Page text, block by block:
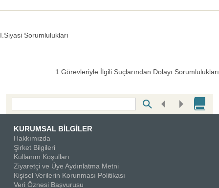
I.Siyasi Sorumlulukları
1.Görevleriyle İlgili Suçlarından Dolayı Sorumlulukları
Bottom Search Toolbar Highlight Text
KURUMSAL BİLGİLER
Hakkımızda
Şirket Bilgileri
Kullanım Koşulları
Ziyaretçi ve Üye Aydınlatma Metni
Kişisel Verilerin Korunması Politikası
Veri Öznesi Başvurusu